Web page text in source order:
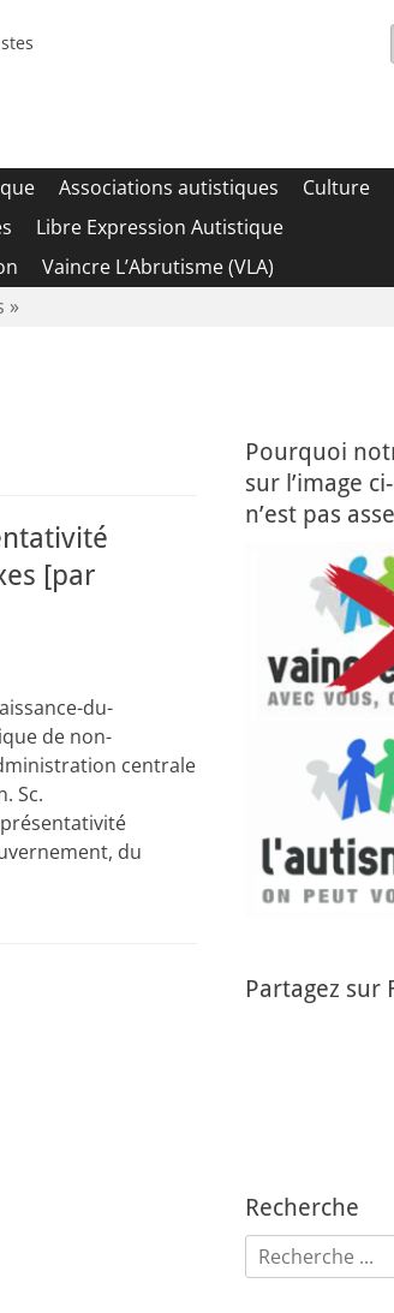
Associations autistiques Culture
Libre Expression Autistique
Vaincre L’Abrutisme (VLA)
»
[par
du-
de non-
centrale
Sc.
du
Pourquoi
sur l’image
n’est pas
Partagez sur
Recherche
Rechercher :